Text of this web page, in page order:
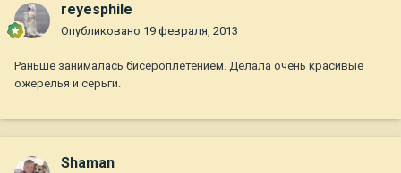
reyesphile
Опубликовано 19 февраля, 2013
Раньше занималась бисероплетением. Делала очень красивые
ожерелья и серьги.
Shaman